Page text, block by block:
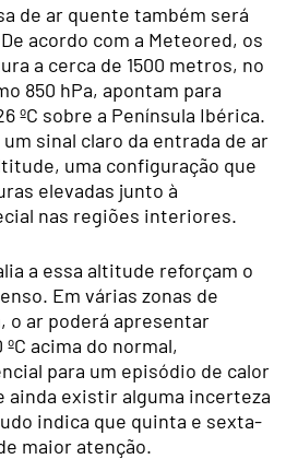
de ar quente também será
acordo com a Meteored, os
a cerca de 1500 metros, no
850 hPa, apontam para
ºC sobre a Península Ibérica.
sinal claro da entrada de ar
uma configuração que
elevadas junto à
nas regiões interiores.
a essa altitude reforçam o
Em várias zonas de
o ar poderá apresentar
acima do normal,
para um episódio de calor
ainda existir alguma incerteza
indica que quinta e sexta-
maior atenção.